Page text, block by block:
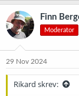
Finn
Moderator
29 Nov 2024
Rikard skrev: